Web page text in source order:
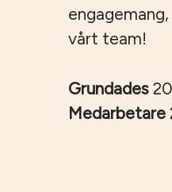
vårt team!
Grundades
Medarbetare